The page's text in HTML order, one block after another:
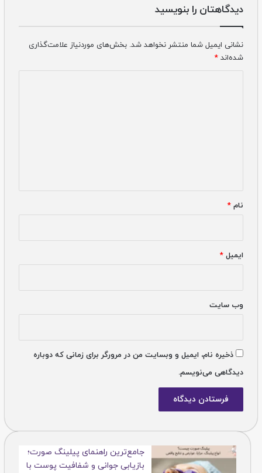
دیدگاهتان را بنویسید
نشانی ایمیل شما منتشر نخواهد شد. بخش‌های موردنیاز علامت‌گذاری
شده‌اند *
نام *
ایمیل *
وب‌ سایت
ذخیره نام، ایمیل و وبسایت من در مرورگر برای زمانی که دوباره
دیدگاهی می‌نویسم.
جامع‌ترین راهنمای پیلینگ صورت؛
بازیابی جوانی و شفافیت پوست با